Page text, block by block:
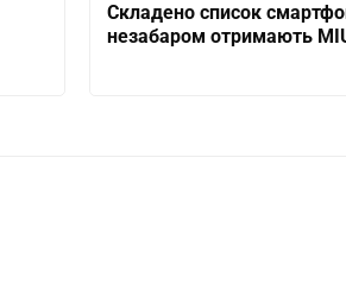
Складено список
незабаром отримають